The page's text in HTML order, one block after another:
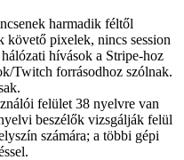
harmadik féltől
követő pixelek, nincs session
hívások a Stripe-hoz
Twitch forrásodhoz szólnak.
felület 38 nyelvre van
beszélők vizsgálják felül
számára; a többi gépi